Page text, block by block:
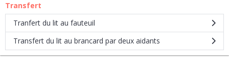
Transfert
Tranfert du lit au fauteuil
Transfert du lit au brancard par deux aidants